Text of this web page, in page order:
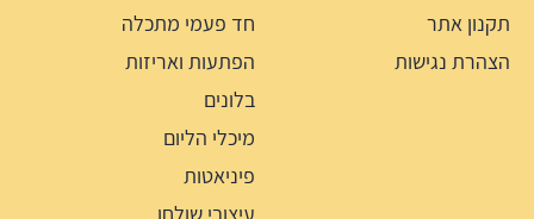
תקנון אתר
הצהרת נגישות
חד פעמי מתכלה
הפתעות ואריזות
בלונים
מיכלי הליום
פיניאטות